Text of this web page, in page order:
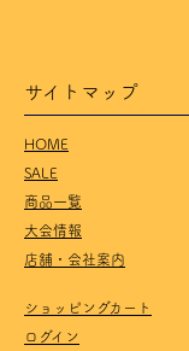
サイトマップ
HOME
SALE
商品一覧
大会情報
店舗・会社案内
ショッピングカート
ログイン